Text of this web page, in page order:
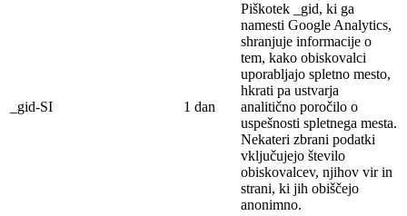
_gid-SI 1 dan
Piškotek _gid, ki ga
namesti Google Analytics,
shranjuje informacije o
tem, kako obiskovalci
uporabljajo spletno mesto,
hkrati pa ustvarja
analitično poročilo o
uspešnosti spletnega mesta.
Nekateri zbrani podatki
vključujejo število
obiskovalcev, njihov vir in
strani, ki jih obiščejo
anonimno.